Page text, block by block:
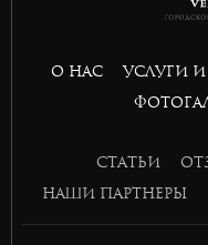
basket168
О НАС УСЛУГИ
СТАТЬИ
НАШИ ПАРТНЕРЫ